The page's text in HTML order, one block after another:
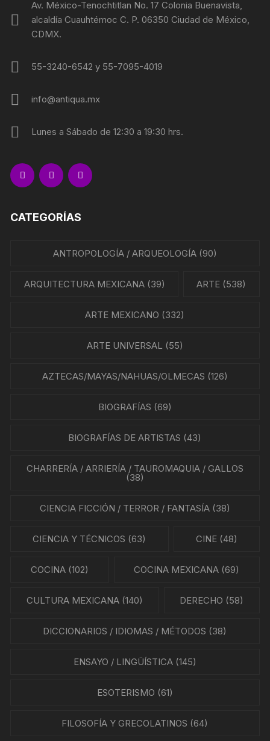
Av. México-Tenochtitlan No. 17 Colonia Buenavista,
alcaldía Cuauhtémoc C. P. 06350 Ciudad de México,
CDMX.
55-3240-6542 y 55-7095-4019
info@antiqua.mx
Lunes a Sábado de 12:30 a 19:30 hrs.
CATEGORÍAS
ANTROPOLOGÍA / ARQUEOLOGÍA(90)
ARQUITECTURA MEXICANA(39) ARTE (538)
ARTE MEXICANO (332)
ARTE UNIVERSAL (55)
AZTECAS/MAYAS/NAHUAS/OLMECAS (126)
BIOGRAFÍAS (69)
BIOGRAFÍAS DE ARTISTAS (43)
CHARRERÍA / ARRIERÍA / TAUROMAQUIA / GALLOS
(38)
CIENCIA FICCIÓN / TERROR / FANTASÍA(38)
CIENCIA Y TÉCNICOS (63) CINE(48)
COCINA(102) COCINA MEXICANA (69)
CULTURA MEXICANA(140) DERECHO (58)
DICCIONARIOS / IDIOMAS / MÉTODOS (38)
ENSAYO / LINGÜÍSTICA(145)
ESOTERISMO (61)
FILOSOFÍA Y GRECOLATINOS (64)